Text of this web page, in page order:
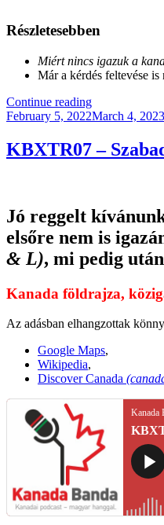
Részletesebben
Miért nincs igazuk a
Már a kérdés feltevése is
Continue reading“Miért
Nincs
Az
Azonnali.hu
Posted
February 5, 2022March 4, 2023
KBXTR07 –
Jó reggelt
elsőre nem is
& L), mi pedig
Kanada földrajza,
Az adásban elhangzottak
Google Maps,
Wikipedia,
Discover Canada